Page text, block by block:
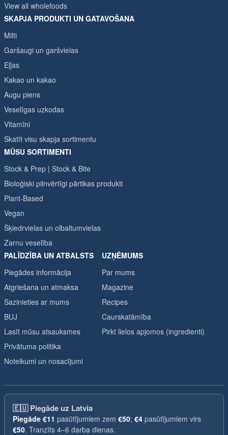
View all wholefoods
SKAPJA PRODUKTI UN GATAVOŠANA
Milti
Garšaugi un garšvielas
Eļļas
Kakao un kakao
Augu piens
Veselīgas uzkodas
Vitamīni
Skatīt visu skapja sortimentu
MŪSU SORTIMENTI
Stock & Prep | Stock & Bite
Bioloģiski pilnvērtīgi pārtikas produkti
Plant-Based
Vegan
Šķiedrvielas un olbaltumvielas
Zarnu veselība
PALĪDZĪBA UN ATBALSTS
Piegādes informācija
Atgriešana un atmaksa
Sazinieties ar mums
BUJ
Lasīt mūsu atsauksmes
Privātuma politika
Noteikumi un nosacījumi
UZŅĒMUMS
Par mums
Magazine
Recipes
Caurskatāmība
Pirkt lielos apjomos (ingredienti)
🇪🇺Piegāde uz Latvia
Piegāde €11 pasūtījumiem zem €50; €4 pasūtījumiem virs
€50. Tranzīts 4–6 darba dienas.